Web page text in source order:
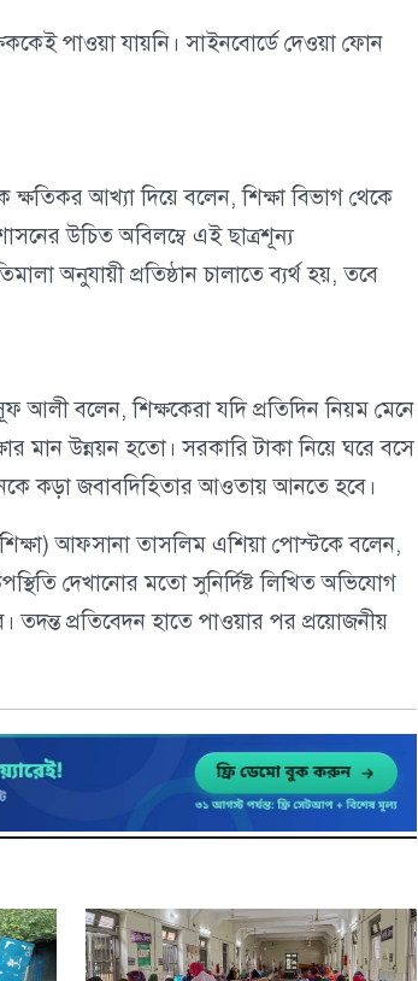
পাওয়া যায়নি। সাইনবোর্ডে দেওয়া ফোন
ক্ষতিকর আখ্যা দিয়ে বলেন, শিক্ষা বিভাগ থেকে
উচিত অবিলম্বে এই ছাত্রশূন্য
অনুযায়ী প্রতিষ্ঠান চালাতে ব্যর্থ হয়, তবে
বলেন, শিক্ষকেরা যদি প্রতিদিন নিয়ম মেনে
মান উন্নয়ন হতো। সরকারি টাকা নিয়ে ঘরে বসে
কড়া জবাবদিহিতার আওতায় আনতে হবে।
আফসানা তাসলিম এশিয়া পোস্টকে বলেন,
দেখানোর মতো সুনির্দিষ্ট লিখিত অভিযোগ
প্রতিবেদন হাতে পাওয়ার পর প্রয়োজনীয়